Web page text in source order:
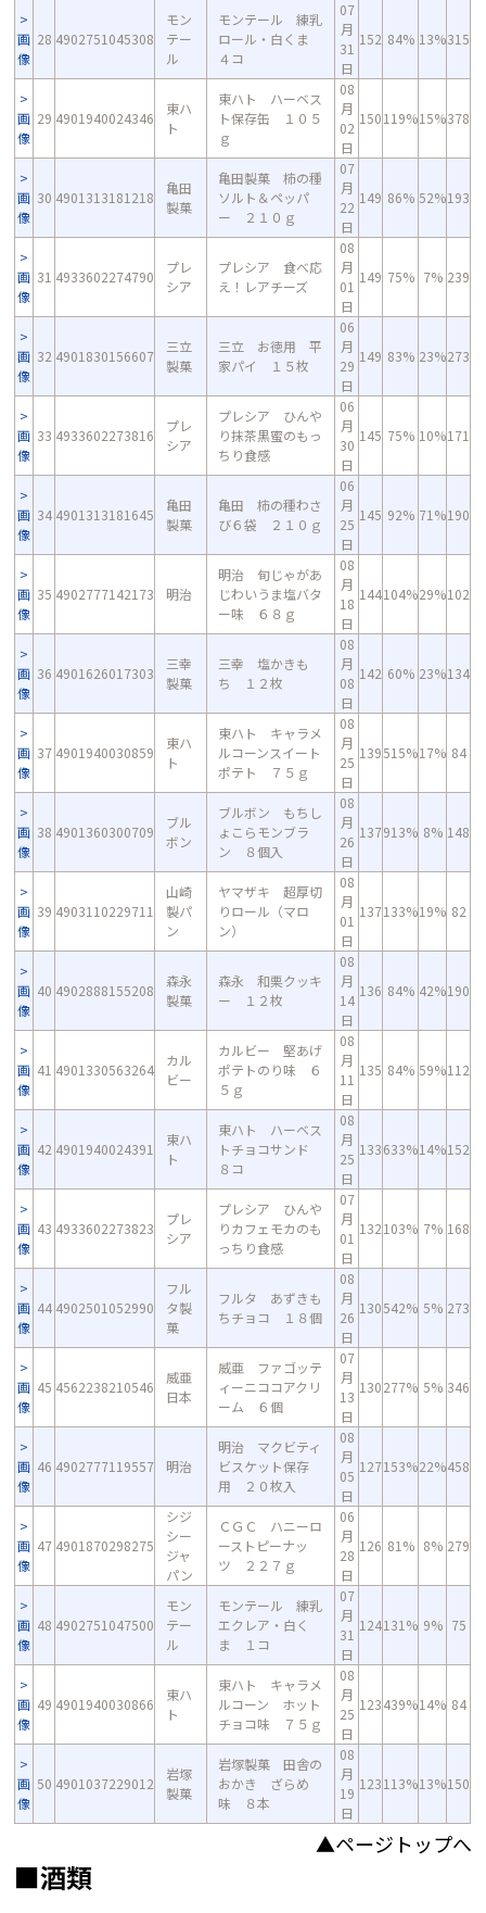
画
像
28 4902751045308
モン
テー
ル
モンテール 練乳
ロール・白くま
４コ
07
月
31
日
152 84% 13%315
画
像
29 4901940024346
東ハ
ト
東ハト ハーベス
ト保存缶 １０５
ｇ
08
月
02
日
150119%15%378
画
像
30 4901313181218
亀田
製菓
亀田製菓 柿の種
ソルト＆ペッパ
ー ２１０ｇ
07
月
22
日
149 86% 52%193
画
像
31 4933602274790
プレ
シア
プレシア 食べ応
え！レアチーズ
08
月
01
日
149 75% 7% 239
画
像
32 4901830156607
三立
製菓
三立 お徳用 平
家パイ １５枚
06
月
29
日
149 83% 23%273
画
像
33 4933602273816
プレ
シア
プレシア ひんや
り抹茶黒蜜のもっ
ちり食感
06
月
30
日
145 75% 10%171
画
像
34 4901313181645
亀田
製菓
亀田 柿の種わさ
び６袋 ２１０ｇ
06
月
25
日
145 92% 71%190
画
像
35 4902777142173 明治
明治 旬じゃがあ
じわいうま塩バタ
ー味 ６８ｇ
08
月
18
日
144104%29%102
画
像
36 4901626017303
三幸
製菓
三幸 塩かきも
ち １２枚
08
月
08
日
142 60% 23%134
画
像
37 4901940030859
東ハ
ト
東ハト キャラメ
ルコーンスイート
ポテト ７５ｇ
08
月
25
日
139515%17% 84
画
像
38 4901360300709
ブル
ボン
ブルボン もちし
ょこらモンブラ
ン ８個入
08
月
26
日
137913% 8% 148
画
像
39 4903110229711
山崎
製パ
ン
ヤマザキ 超厚切
りロール（マロ
ン）
08
月
01
日
137133%19% 82
画
像
40 4902888155208
森永
製菓
森永 和栗クッキ
ー １２枚
08
月
14
日
136 84% 42%190
画
像
41 4901330563264
カル
ビー
カルビー 堅あげ
ポテトのり味 ６
５ｇ
08
月
11
日
135 84% 59%112
画
像
42 4901940024391
東ハ
ト
東ハト ハーベス
トチョコサンド
８コ
08
月
25
日
133633%14%152
画
像
43 4933602273823
プレ
シア
プレシア ひんや
りカフェモカのも
っちり食感
07
月
01
日
132103% 7% 168
画
像
44 4902501052990
フル
タ製
菓
フルタ あずきも
ちチョコ １８個
08
月
26
日
130542% 5% 273
画
像
45 4562238210546
威亜
日本
威亜 ファゴッテ
ィーニココアクリ
ーム ６個
07
月
13
日
130277% 5% 346
画
像
46 4902777119557 明治
明治 マクビティ
ビスケット保存
用 ２０枚入
08
月
05
日
127153%22%458
画
像
47 4901870298275
シジ
シー
ジャ
パン
ＣＧＣ ハニーロ
ーストピーナッ
ツ ２２７ｇ
06
月
28
日
126 81% 8% 279
画
像
48 4902751047500
モン
テー
ル
モンテール 練乳
エクレア・白く
ま １コ
07
月
31
日
124131% 9% 75
画
像
49 4901940030866
東ハ
ト
東ハト キャラメ
ルコーン ホット
チョコ味 ７５ｇ
08
月
25
日
123439%14% 84
画
像
50 4901037229012
岩塚
製菓
岩塚製菓 田舎の
おかき ざらめ
味 ８本
08
月
19
日
123113%13%150
▲ページトップへ
■酒類